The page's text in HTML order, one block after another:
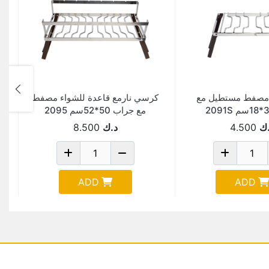
مصفط مستطيل مع
4.500
ADD
كرسي نارمع قاعدة للشواء مصفط
مع جراب 50*52سم 2095
د.ك 8.500
ADD